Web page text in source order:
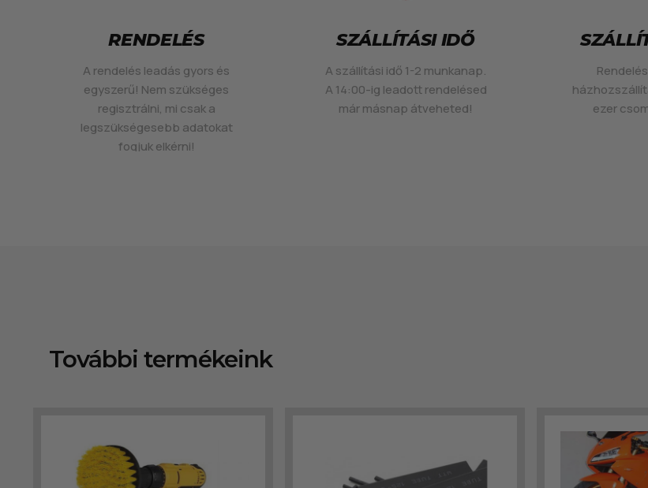
RENDELÉS
A rendelés leadás gyors és
egyszerű! Nem szükséges
regisztrálni, mi csak a
legszükségesebb adatokat
fogjuk elkérni!
SZÁLLÍTÁSI IDŐ
A szállítási idő 1-2 munkanap.
A 14:00-ig leadott rendelésed
már másnap átveheted!
ezer
További termékeink